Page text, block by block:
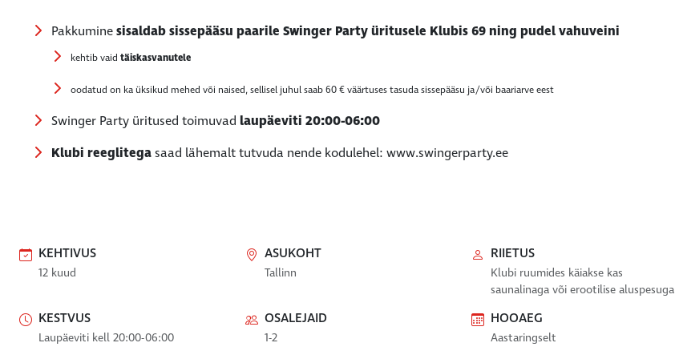
Pakkuminesisaldab sissepääsu paarile Swinger Party üritusele Klubis 69 ning pudel vahuveini
kehtib vaid täiskasvanutele
oodatud on ka üksikud mehed või naised, sellisel juhul saab 60 € väärtuses tasuda sissepääsu ja/või baariarve eest
Swinger Party üritused toimuvad laupäeviti 20:00-06:00
Klubi reeglitegasaad lähemalt tutvuda nende kodulehel: www.swingerparty.ee
KEHTIVUS
12 kuud
ASUKOHT
Tallinn
RIIETUS
Klubi ruumides käiakse kas
saunalinaga või erootilise aluspesuga
KESTVUS
Laupäeviti kell 20:00-06:00
OSALEJAID
1-2
HOOAEG
Aastaringselt